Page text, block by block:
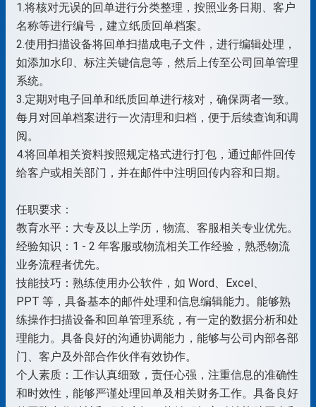
1.将核对无误的回单进行分类整理，按照业务日期、客户
名称等进行编号，建立纸质回单档案。
2.使用扫描设备将回单扫描成电子文件，进行编辑处理，
如添加水印、标注关键信息等，然后上传至公司回单管理
系统。
3.定期对电子回单和纸质回单进行核对，确保两者一致。
每月对回单档案进行一次清理和归档，便于后续查询和调
阅。
4.将回单相关资料按照规定格式进行打包，通过邮件回传
给客户或相关部门，并在邮件中注明回传内容和日期。
任职要求：
教育水平：大专及以上学历，物流、客服相关专业优先。
经验知识：1 - 2 年客服或物流相关工作经验，熟悉物流
业务流程者优先。
技能技巧：熟练使用办公软件，如 Word、Excel、
PPT 等，具备基本的邮件处理和信息编辑能力。能够熟
练操作扫描设备和回单管理系统，有一定的数据分析和处
理能力。具备良好的沟通协调能力，能够与公司内部各部
门、客户及外部合作伙伴有效协作。
个人素质：工作认真细致，责任心强，注重信息的准确性
和时效性，能够严谨处理回单及相关财务工作。具备良好